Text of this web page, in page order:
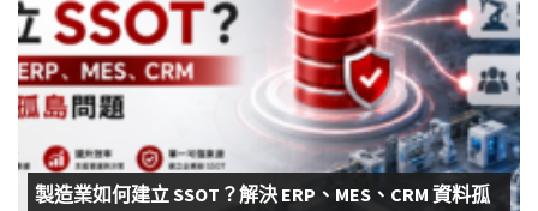
製造業如何建立 SSOT？解決 ERP、MES、CRM 資料孤